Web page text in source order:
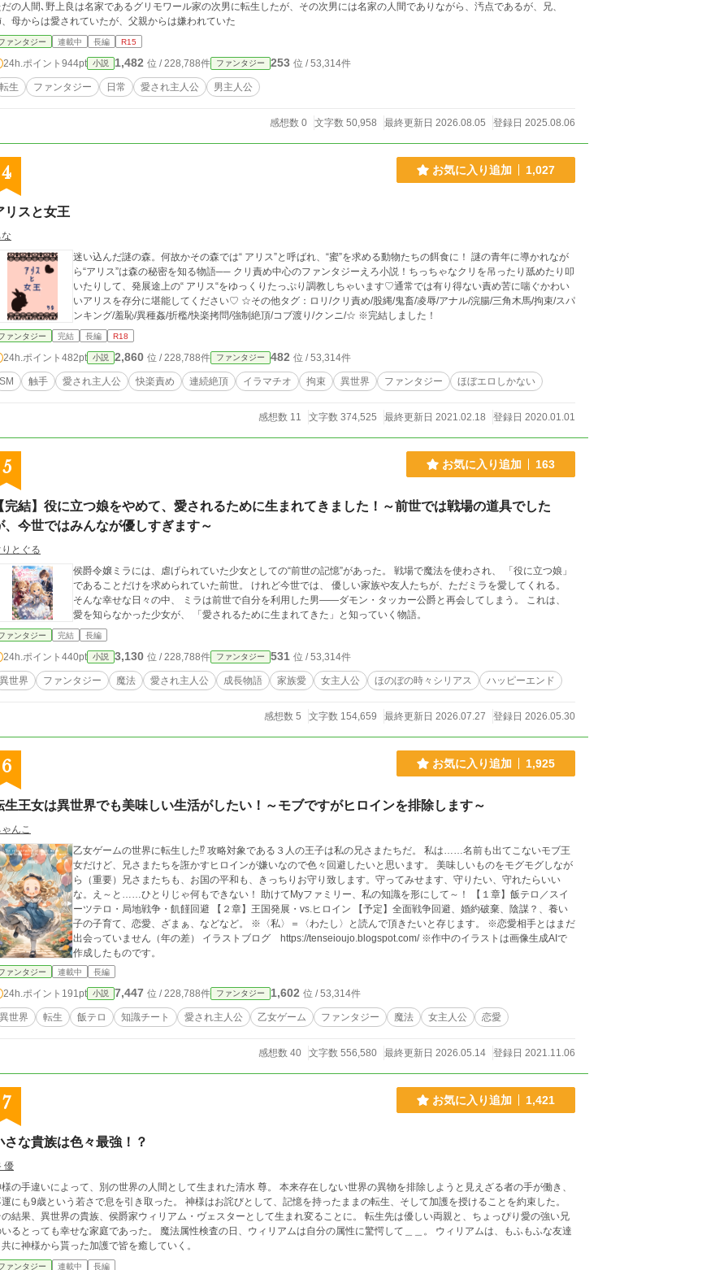
の人間､野上良は名家であるグリモワール家の次男に転生したが、その次男には名家の人間でありながら、汚点であるが、兄、
母からは愛されていたが、父親からは嫌われていた
ァンタジー 連載中 長編 R15
24h.ポイント 944pt 小説 1,482 位 / 228,788件 ファンタジー 253 位 / 53,314件
転生 ファンタジー 日常 愛され主人公 男主人公
感想数 0 文字数 50,958 最終更新日 2026.08.05 登録日 2025.08.06
4 お気に入り追加 1,027
リスと女王
迷い込んだ謎の森。何故かその森では“ アリス”と呼ばれ、“蜜”を求める動物たちの餌食に！ 謎の青年に導かれなが
ら“アリス”は森の秘密を知る物語── クリ責め中心のファンタジーえろ小説！ちっちゃなクリを吊ったり舐めたり叩
いたりして、発展途上の“ アリス“をゆっくりたっぷり調教しちゃいます♡通常では有り得ない責め苦に喘ぐかわい
いアリスを存分に堪能してください♡ ☆その他タグ：ロリ/クリ責め/股縄/鬼畜/凌辱/アナル/浣腸/三角木馬/拘束/スパ
ンキング/羞恥/異種姦/折檻/快楽拷問/強制絶頂/コブ渡り/クンニ/☆ ※完結しました！
ァンタジー 完結 長編 R18
24h.ポイント 482pt 小説 2,860 位 / 228,788件 ファンタジー 482 位 / 53,314件
SM 触手 愛され主人公 快楽責め 連続絶頂 イラマチオ 拘束 異世界 ファンタジー ほぼエロしかない
感想数 11 文字数 374,525 最終更新日 2021.02.18 登録日 2020.01.01
5 お気に入り追加 163
完結】役に立つ娘をやめて、愛されるために生まれてきました！～前世では戦場の道具でした
、今世ではみんなが優しすぎます～
とぐる
侯爵令嬢ミラには、虐げられていた少女としての“前世の記憶”があった。 戦場で魔法を使わされ、 「役に立つ娘」
であることだけを求められていた前世。 けれど今世では、 優しい家族や友人たちが、ただミラを愛してくれる。
そんな幸せな日々の中、 ミラは前世で自分を利用した男――ダモン・タッカー公爵と再会してしまう。 これは、
愛を知らなかった少女が、 「愛されるために生まれてきた」と知っていく物語。
ァンタジー 完結 長編
24h.ポイント 440pt 小説 3,130 位 / 228,788件 ファンタジー 531 位 / 53,314件
異世界 ファンタジー 魔法 愛され主人公 成長物語 家族愛 女主人公 ほのぼの時々シリアス ハッピーエンド
感想数 5 文字数 154,659 最終更新日 2026.07.27 登録日 2026.05.30
6 お気に入り追加 1,925
生王女は異世界でも美味しい生活がしたい！～モブですがヒロインを排除します～
んこ
乙女ゲームの世界に転生した⁉ 攻略対象である３人の王子は私の兄さまたちだ。 私は……名前も出てこないモブ王
女だけど、兄さまたちを誑かすヒロインが嫌いなので色々回避したいと思います。 美味しいものをモグモグしなが
ら（重要）兄さまたちも、お国の平和も、きっちりお守り致します。守ってみせます、守りたい、守れたらいい
な。え～と……ひとりじゃ何もできない！ 助けてMyファミリー、私の知識を形にして～！ 【１章】飯テロ／スイ
ーツテロ・局地戦争・飢饉回避 【２章】王国発展・vs.ヒロイン 【予定】全面戦争回避、婚約破棄、陰謀？、養い
子の子育て、恋愛、ざまぁ、などなど。 ※〈私〉＝〈わたし〉と読んで頂きたいと存じます。 ※恋愛相手とはまだ
出会っていません（年の差） イラストブログ https://tenseioujo.blogspot.com/ ※作中のイラストは画像生成AIで
作成したものです。
ァンタジー 連載中 長編
24h.ポイント 191pt 小説 7,447 位 / 228,788件 ファンタジー 1,602 位 / 53,314件
異世界 転生 飯テロ 知識チート 愛され主人公 乙女ゲーム ファンタジー 魔法 女主人公 恋愛
感想数 40 文字数 556,580 最終更新日 2026.05.14 登録日 2021.11.06
7 お気に入り追加 1,421
さな貴族は色々最強！？
優
手違いによって、別の世界の人間として生まれた清水 尊。 本来存在しない世界の異物を排除しようと見えざる者の手が働き、
9歳という若さで息を引き取った。 神様はお詫びとして、記憶を持ったままの転生、そして加護を授けることを約束した。
結果、異世界の貴族、侯爵家ウィリアム・ヴェスターとして生まれ変ることに。 転生先は優しい両親と、ちょっぴり愛の強い兄
っても幸せな家庭であった。 魔法属性検査の日、ウィリアムは自分の属性に驚愕して＿＿。 ウィリアムは、もふもふな友達
に神様から貰った加護で皆を癒していく。
ァンタジー 連載中 長編